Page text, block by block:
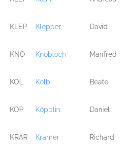
KLEP Klepper David
KNO Knobloch Manfred
KOL Kolb Beate
KÖP Köpplin Daniel
KRAR Kramer Richard